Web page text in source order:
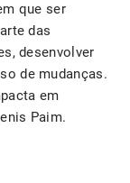
que ser
das
desenvolver
de mudanças.
em
Paim.